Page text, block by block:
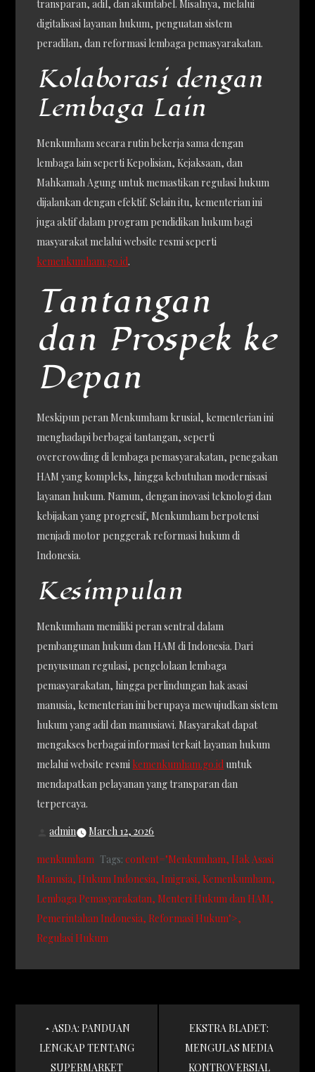
transparan, adil, dan akuntabel. Misalnya, melalui
digitalisasi layanan hukum, penguatan sistem
peradilan, dan reformasi lembaga pemasyarakatan.
Kolaborasi dengan
Lembaga Lain
Menkumham secara rutin bekerja sama dengan
lembaga lain seperti Kepolisian, Kejaksaan, dan
Mahkamah Agung untuk memastikan regulasi hukum
dijalankan dengan efektif. Selain itu, kementerian ini
juga aktif dalam program pendidikan hukum bagi
masyarakat melalui website resmi seperti
kemenkumham.go.id.
Tantangan
dan Prospek ke
Depan
Meskipun peran Menkumham krusial, kementerian ini
menghadapi berbagai tantangan, seperti
overcrowding di lembaga pemasyarakatan, penegakan
HAM yang kompleks, hingga kebutuhan modernisasi
layanan hukum. Namun, dengan inovasi teknologi dan
kebijakan yang progresif, Menkumham berpotensi
menjadi motor penggerak reformasi hukum di
Indonesia.
Kesimpulan
Menkumham memiliki peran sentral dalam
pembangunan hukum dan HAM di Indonesia. Dari
penyusunan regulasi, pengelolaan lembaga
pemasyarakatan, hingga perlindungan hak asasi
manusia, kementerian ini berupaya mewujudkan sistem
hukum yang adil dan manusiawi. Masyarakat dapat
mengakses berbagai informasi terkait layanan hukum
melalui website resmi kemenkumham.go.id untuk
mendapatkan pelayanan yang transparan dan
terpercaya.
admin March 12, 2026
menkumham Tags:content="Menkumham Hak Asasi
Manusia Hukum Indonesia Imigrasi Kemenkumham
Lembaga Pemasyarakatan Menteri Hukum dan HAM
Pemerintahan Indonesia Reformasi Hukum">
Regulasi Hukum
Post
navigation
ASDA: PANDUAN
LENGKAP TENTANG
SUPERMARKET
EKSTRA BLADET:
MENGULAS MEDIA
KONTROVERSIAL